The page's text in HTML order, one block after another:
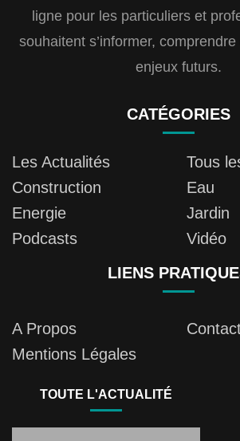
ligne pour les particuliers et
souhaitent s’informer,
enjeux futurs.
CATÉGORIES
Les Actualités
Tous
Construction
Eau
Energie
Jardin
Podcasts
Vidéo
LIENS
A Propos
Mentions Légales
TOUTE L'ACTUALITÉ